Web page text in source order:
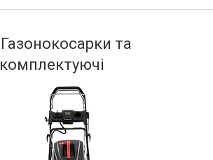
Газонокосарки та
комплектуючі